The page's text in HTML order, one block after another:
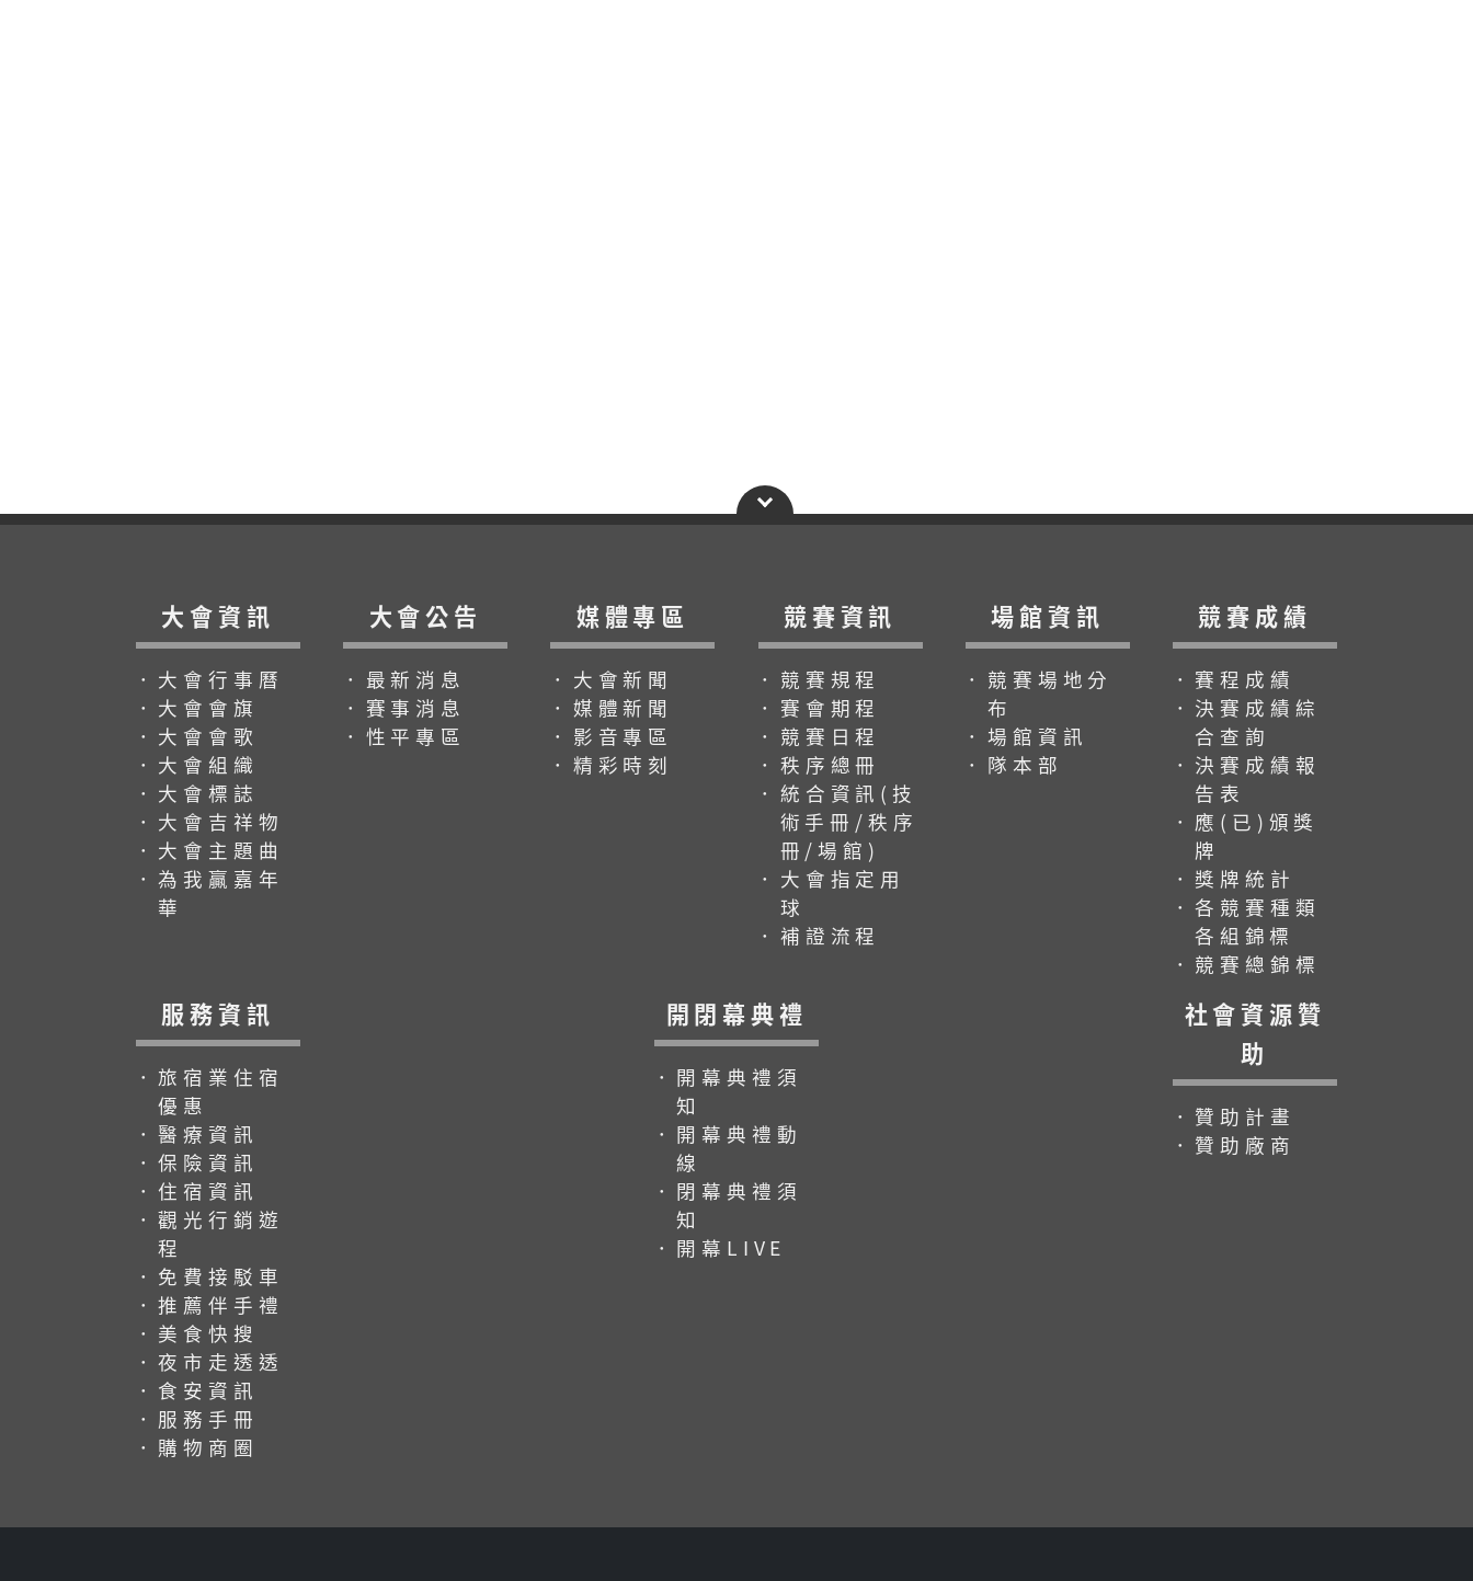
大會資訊
．大會行事曆
．大會會旗
．大會會歌
．大會組織
．大會標誌
．大會吉祥物
．大會主題曲
．為我贏嘉年
華
大會公告
．最新消息
．賽事消息
．性平專區
媒體專區
．大會新聞
．媒體新聞
．影音專區
．精彩時刻
競賽資訊
．競賽規程
．賽會期程
．競賽日程
．秩序總冊
．統合資訊(技
術手冊/秩序
冊/場館)
．大會指定用
球
．補證流程
場館資訊
．競賽場地分
布
．場館資訊
．隊本部
競賽成績
．賽程成績
．決賽成績綜
合查詢
．決賽成績報
告表
．應(已)頒獎
牌
．獎牌統計
．各競賽種類
各組錦標
．競賽總錦標
服務資訊
．旅宿業住宿
優惠
．醫療資訊
．保險資訊
．住宿資訊
．觀光行銷遊
程
．免費接駁車
．推薦伴手禮
．美食快搜
．夜市走透透
．食安資訊
．服務手冊
．購物商圈
開閉幕典禮
．開幕典禮須
知
．開幕典禮動
線
．閉幕典禮須
知
．開幕LIVE
社會資源贊
助
．贊助計畫
．贊助廠商